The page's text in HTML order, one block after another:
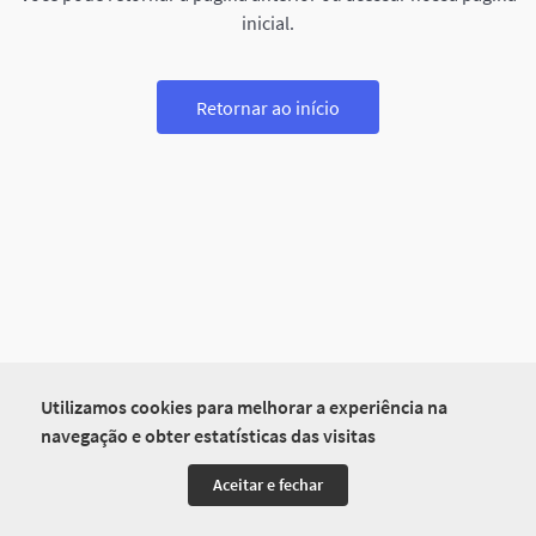
Utilizamos cookies para melhorar a experiência na
navegação e obter estatísticas das visitas
Aceitar e fechar
inicial.
Retornar ao início